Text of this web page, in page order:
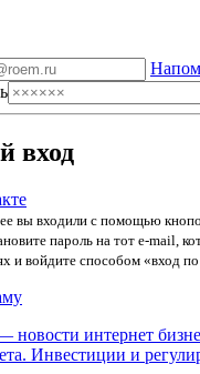
вход
вы входили с помощью
пароль на тот e-mail,
и войдите способом «вход